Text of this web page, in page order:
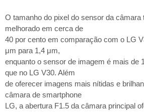
O tamanho do pixel do sensor da câmara
melhorado em cerca de
40 por cento em comparação com o LG
μm para 1,4 μm,
enquanto o sensor de imagem é mais de
que no LG V30. Além
de oferecer imagens mais nítidas e
câmara de smartphone
LG, a abertura F1.5 da câmara principal